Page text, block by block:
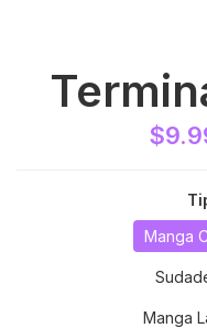
Manga
Manga